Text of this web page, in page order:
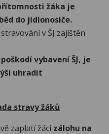
žáka je
do jídlonosiče.
v ŠJ zajištěn
vybavení ŠJ, je
uhradit
stravy žáků
zaplatí žáci zálohu na